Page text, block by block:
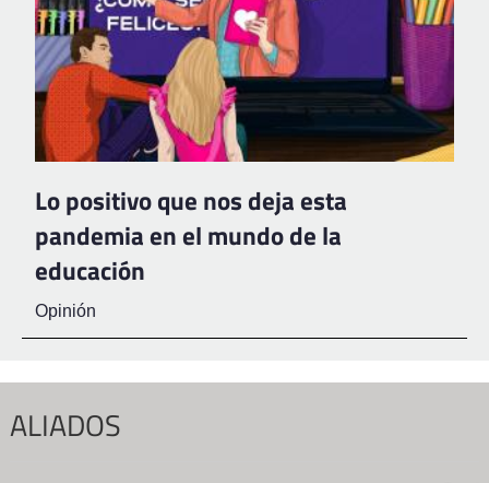
Lo positivo que nos deja esta
pandemia en el mundo de la
educación
Opinión
ALIADOS